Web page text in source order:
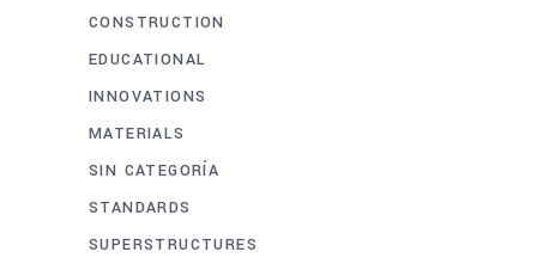
CONSTRUCTION
EDUCATIONAL
INNOVATIONS
MATERIALS
SIN CATEGORÍA
STANDARDS
SUPERSTRUCTURES